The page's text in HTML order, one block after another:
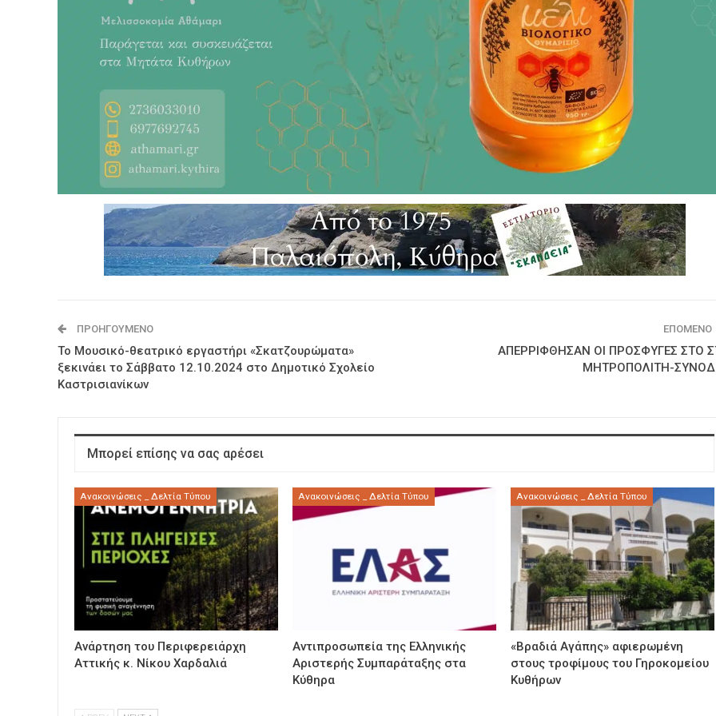
ΠΡΟΗΓΟΎΜΕΝΟ
Το Μουσικό-θεατρικό εργαστήρι «Σκατζουρώματα»
ξεκινάει το Σάββατο 12.10.2024 στο Δημοτικό Σχολείο
Καστρισιανίκων
ΕΠΌΜΕΝΟ
ΑΠΕΡΡΙΦΘΗΣΑΝ ΟΙ ΠΡΟΣΦΥΓΕΣ ΣΤΟ
ΜΗΤΡΟΠΟΛΙΤΗ-
Μπορεί επίσης να σας αρέσει
Ανακοινώσεις _ Δελτία Τύπου
Ανάρτηση του Περιφερειάρχη
Αττικής κ. Νίκου Χαρδαλιά
Ανακοινώσεις _ Δελτία Τύπου
Αντιπροσωπεία της Ελληνικής
Αριστερής Συμπαράταξης στα
Κύθηρα
Ανακοινώσεις _ Δελτία Τύπου
«Βραδιά Αγάπης» αφιερωμένη
στους τροφίμους του Γηροκομείου
Κυθήρων